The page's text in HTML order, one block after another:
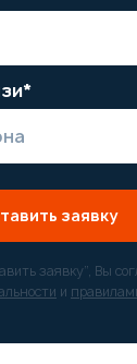
заявку
заявку”, Вы
и